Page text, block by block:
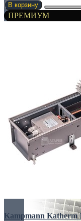
В корзину
ПРЕМИУМ
Kampmann Katherm